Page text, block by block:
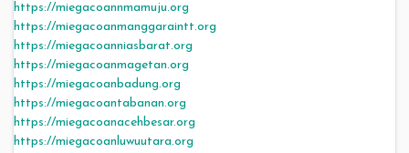
https://miegacoannmamuju.org
https://miegacoanmanggaraintt.org
https://miegacoanniasbarat.org
https://miegacoanmagetan.org
https://miegacoanbadung.org
https://miegacoantabanan.org
https://miegacoanacehbesar.org
https://miegacoanluwuutara.org